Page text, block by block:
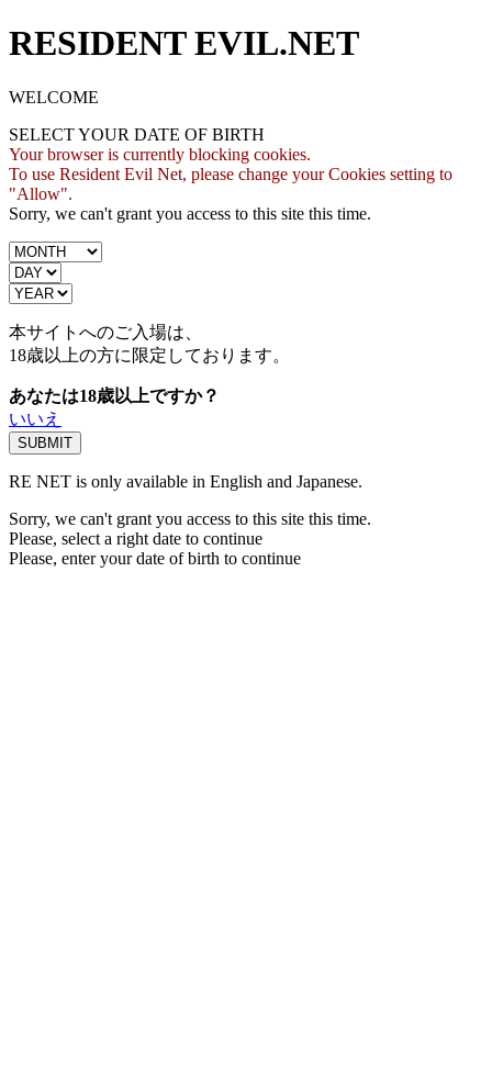
RESIDENT EVIL.NET
WELCOME
SELECT YOUR DATE OF BIRTH
Your browser is currently blocking cookies.
To use Resident Evil Net, please change your Cookies setting to
"Allow".
Sorry, we can't grant you access to this site this time.
本サイトへのご入場は、
18歳以上の方に限定しております。
あなたは18歳以上ですか？
いいえ
RE NET is only available in English and Japanese.
Sorry, we can't grant you access to this site this time.
Please, select a right date to continue
Please, enter your date of birth to continue